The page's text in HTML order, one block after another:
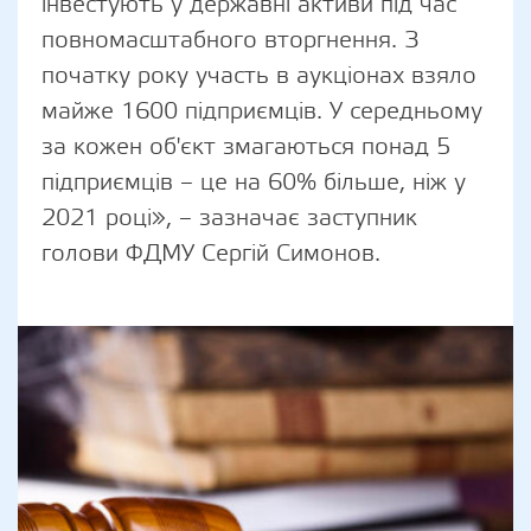
повномасштабного вторгнення. З
початку року участь в аукціонах взяло
майже 1600 підприємців. У середньому
за кожен об'єкт змагаються понад 5
підприємців – це на 60% більше, ніж у
2021 році», – зазначає заступник
голови ФДМУ Сергій Симонов.